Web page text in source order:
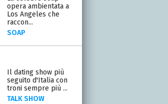
opera ambientata a
Los Angeles che
raccon...
SOAP
Il dating show più
seguito d'Italia con
troni sempre più ...
TALK SHOW